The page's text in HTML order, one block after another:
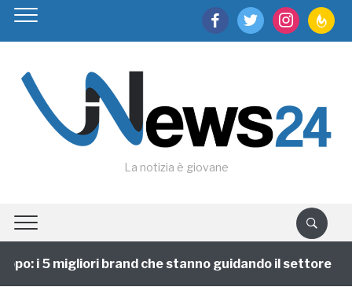
facebooktwitter instagram
La notizia è giovane
i 5 migliori brand che stanno guidando il settore